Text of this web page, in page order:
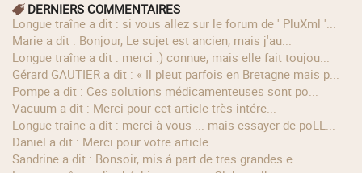
DERNIERS COMMENTAIRES
longue traîne a dit : si vous allez sur le forum de ' PluXml '...
Marie a dit : Bonjour, Le sujet est ancien, mais j'au...
longue traîne a dit : merci :) connue, mais elle fait toujou...
Gérard GAUTIER a dit : « Il pleut parfois en Bretagne mais p...
Pompe a dit : Ces solutions médicamenteuses sont po...
Vacuum a dit : Merci pour cet article très intére...
longue traîne a dit : merci à vous ... mais essayer de poLL...
Daniel a dit : Merci pour votre article
Sandrine a dit : Bonsoir, mis á part de tres grandes e...